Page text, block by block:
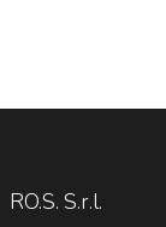
RO.S. S.r.l.